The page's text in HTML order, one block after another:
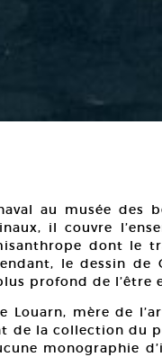
au musée des
il couvre
dont le
le dessin
profond de l’être
Louarn, mère de
de la collection du
monographie